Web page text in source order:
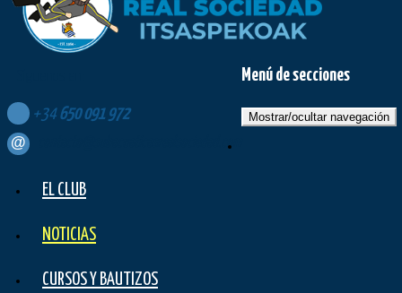
+34 650 091 972
contacto@subacuaticasrealsociedad.com
Menú de secciones
Mostrar/ocultar navegación
EL CLUB
NOTICIAS
CURSOS Y BAUTIZOS